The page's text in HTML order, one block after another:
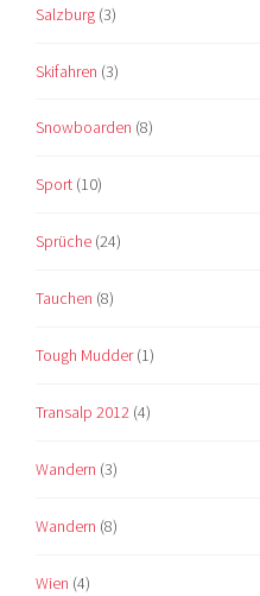
Salzburg (3)
Skifahren (3)
Snowboarden (8)
Sport (10)
Sprüche (24)
Tauchen (8)
Tough Mudder(1)
Transalp 2012 (4)
Wandern (3)
Wandern (8)
Wien (4)